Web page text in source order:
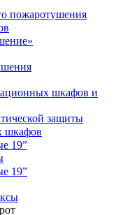
пожаротушения
шкафов и
защиты
шкафов
19”
19”